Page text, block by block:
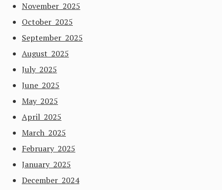
November 2025
October 2025
September 2025
August 2025
July 2025
June 2025
May 2025
April 2025
March 2025
February 2025
January 2025
December 2024